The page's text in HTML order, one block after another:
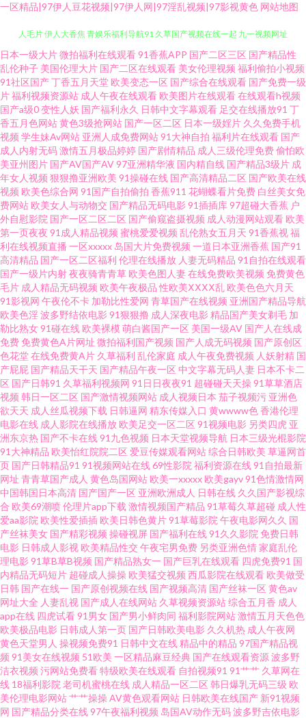
一区精品|97伊人豆花视频|97伊人网|97淫乱视频|97影视黄色 网站地图
91大神西瓜 福利导航超碰 另类先锋变态 东方成人AV在线观看 95热艹 亚欧成
人毛片 伊人大香焦 青娱乐福利导航91 久草国产视频在线一起 九一视频网址
入口 福利色不卡导航 国产自拍偷偷视频 91入囗 福利片一二三 91永久免费网
页视频入口 草莓狼人在线 A片福利导航 超碰欧美成人91 91含羞草 91草视频
成人 91黑黄网 91污一区二区 91工厂 91九色蝌蚪国产 伪娘TS 香蕉玖玖 日韩
超碰手机福利 蜜桃伊人精品 国产91系列在线播放 91人妻少妇喷水在线 91中
日韩 91精品在线视频观看视频 99福利导航在线观看 91茄子蜜桃 在线观看国
a福利 影音先锋七区 欧美男女性交 老司机av管乐 www日韩3区 91草网 深夜成
人福利 91黑丝足 91视频在线播放网站高清 成人精品国产 国内精品久久98 久
草社区 蜜桃综合成人网 日本成人色网 天堂色www 影音先锋制服诱惑电影 91
超碰网址 91视频大全在线观看 91在线免费 成人网站 国产黄色免费区 精品偷
拍AV福利 免费的91黄色直播 桃色午夜天 色色应用 91狼友社 超碰在福利 国产
在线啪啪 久久视频女人 人妻少妇无码精品 午夜se影院 91福利影院导航 91午
夜福利影视 国产91tv 精品久久中文人妻免费 日韩人妻ab 亚洲五月天停停色
网站 91精品视频免费看 91偷拍网123 www91视频大全 岛国v免费 精品www
欧美熟女综合导航 午夜理论日韩A 综合狠狠操 91九色国产熟女 91ncom在线
视频 97mm美眉福利视频 岛国搬运工在线视频 久草资源网站 欧美日韩在线
22页 日韩欧美影音婷婷 香蕉视频污免费观看 91欧美性爱网 99视频在线观看
97 抖阴在线第一区 后入丰满黑丝 欧美色图宗合网 熟女一区二区三区久久 影
音先锋电影变态 91韩剧网 99国产精品综合 成人在线观看91 91深夜福利网站
日本一级大片微拍福利在线观看91香蕉APP 国产二区三区 国产精品性
乱伦种子 美国伦理大片 国产二区在线观看 美女伦理视频 福利偷拍小视频
91社区国产丁香五月天堂 欧美变态一区 国产综合在线观看 国产免费一级
片福利视频资源站 成人午夜在线观看 欧美图片在线观看在线观看h视频
国产a级0变性人妖 国产福利永久 日韩中文字幕观看 足交在线播放91 丁
香五月色网站黄色3级抢网站 国产一区二区 日本一级婬片 久久免费手机
视频 学生妹Av网站 亚洲人成免费网站91大神自拍 福利片在线观看 国产
成人内射无码激情五月极品婷婷 国产剧情精品 成人三级伦理免费偷怕欧
美亚州图片 国产AV国产AV97亚洲精华液 国内精自线 国产精品3级片 成
年女人视频 狠狠撸亚洲欧美 91操碰在线 国产高清精品二区 国产欧美在线
视频 欧美色综合网 91国产自拍偷拍 香蕉911 花蝴蝶看片免费 白丝美女免
费网站 欧美女人与动物交 国产精品无码电影 91插插库97超碰大香蕉 户
外自慰影院 国产一区二区二区 国产偷窥盗摄视频 成人动漫网站观看 欧美
第一页夜夜 91成人精品视频 蜜桃爱爱视频 乱伦熟女五月天 91香蕉视福
利在线视频直播 一区xxxxx 岛国大片免费视频 一道日本亚洲香蕉 国产91
高清精品 国产一区二区福利 伦理在线播放 人妻无码精品 91自拍在线观看
国产一级片内射夜夜骑青青草 欧美色图人妻在线免费欧美视频 免费黄色
毛片 成人精品无码视频 欧美午夜极品 性欧美ⅩⅩⅩⅩ乱 欧美色色六月天
91影视网 午夜伦不卡 加勒比性爱网 青草国产在线视频 亚洲国产精品导航
欧美色淫波多野结依电影 91狠狠撸 成人深夜电影 精品国产美女剃毛 加
勒比熟女91碰在线 欧美裸模萌白酱国产一区 美国一级AV 国产人在线成
免费 免费黄色A片网址 微拍福利国产视频 国产人成无码视频 国产原创区
色花堂在线免费黄A片 久草福利 乱伦家庭 成人午夜免费视频 人妖射精 国
产屁屁 国产精品天干天 国产精品午夜一区 中文字幕无码人妻 日本不卡二
区 国产日韩91 久草福利视频网 91日日夜夜91 超碰碰天天操91草草酒店
视频 韩日一区二区 国产激情视频网站 成人视频日本 茄子视频污 亚洲色
欲天天 成人丝瓜视频下载 日韩逼网 精东传媒入口 黄wwww色香港伦理
电影在线 成人影院在线播放 欧美足交一区二区 91视频电影 另类四虎 亚
洲东京热 国产不卡在线91九色视频 日本天堂视频导航 日本三级光棍影院
91大神精品 欧美怡红院院二区 爱豆传媒观看网站综合日韩欧美 草逼网首
页 国产日韩精品91 91视频网站在线69性影院 福利资源在线91自拍最新
网址 青青草国产成人 黄色岛国网站 欧美一xxxxx 欧美gayv91色情激情网
中国韩国日本高清 国产国产一区 亚洲欧洲成人 日韩在线 久久国产影视综
合 欧美69潮喷伦理片app下载 激情视频国产精品 91草莓久草超碰 成人性
爱aa影院 欧美性爱插插 欧美日韩色黄片91草莓影院 午夜电影网久久 国
产丝袜美女 国产精彩视频 操碰视屏 国产福利在线91久久影院 免费日韩
电影 日韩成人影视 欧美精品性交 午夜宅男免费 另类亚洲色情家庭乱伦
理电影 91草B草B视频 国产精品熟女一 国产巨乳在线观看 四虎免费91 国
内精品无码短片 超碰成人操操 欧美猛交视频 西瓜影院在线观看 欧美做受
日韩 国产在线一 国产原创视频在线 国产视频高清 国产丝袜一区 黄色av
网址大全 人妻乱视 国产成人在线网站 久草视频资源站综合五月香 成人
app在线 四虎试看91男女 国产男小鲜肉同 福利影院网站激情五月天色色
欧美极品电影 日韩成人第一页 国产日韩欧美电影 久久机热 成人午夜网
黄色天堂男人 操视频免费91 日韩中文在线精品中的精品 97国产精品视
频 91美女在线视频 51欧美 一区精品麻豆经典 国产在线观看资源波多野
洁衣视频 污网站免费看特级欧美在线观看 自拍视频91 91艹艹 久草网在
线 18福利影院 老司机蜜桃在线 成人精品一区二区 韩日爆乳无码三级 欧
美伦理电影网站艹艹操操AV黄色观看网站 日韩欧美在线国产 新91视频
网 国产精品分类在线97午夜福利视频 岛国AV动作无码波多野吉依电影